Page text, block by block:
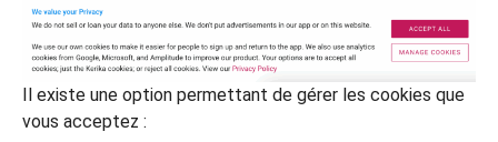
Il existe une option permettant de gérer les cookies que
vous acceptez :